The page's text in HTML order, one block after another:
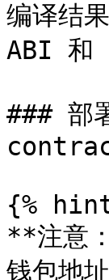
编译结
ABI 和
### 部
{%
**注意
钱包地